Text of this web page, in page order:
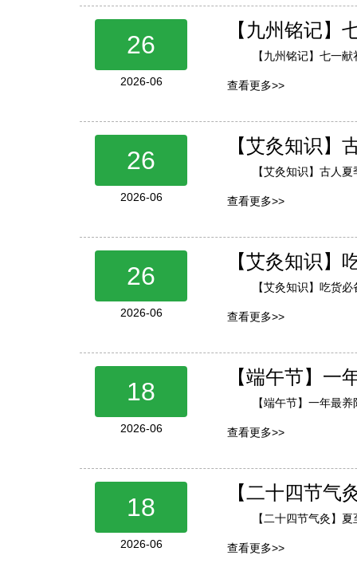
26
2026-06
【九州铭记】
【九州铭记】七一
查看更多>>
26
2026-06
【艾灸知识】
【艾灸知识】古人
查看更多>>
26
2026-06
【艾灸知识】
【艾灸知识】吃货
查看更多>>
18
2026-06
【端午节】一
【端午节】一年最
查看更多>>
18
2026-06
【二十四节气
【二十四节气灸】
查看更多>>